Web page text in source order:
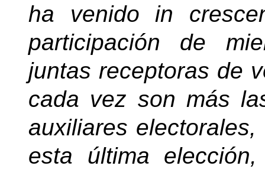
ha venido in
participación de
juntas receptoras de
cada vez son más
auxiliares
esta última